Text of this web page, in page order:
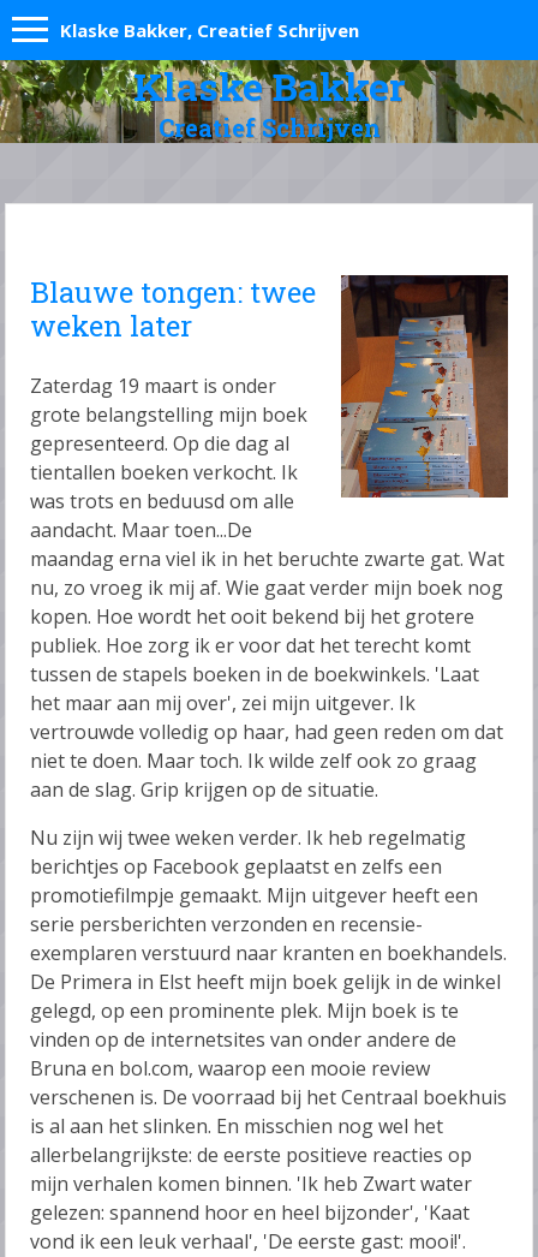
Klaske Bakker, Creatief Schrijven
Klaske Bakker
Creatief Schrijven
Blauwe tongen: twee
weken later
Zaterdag 19 maart is onder
grote belangstelling mijn boek
gepresenteerd. Op die dag al
tientallen boeken verkocht. Ik
was trots en beduusd om alle
aandacht. Maar toen...De
maandag erna viel ik in het beruchte zwarte gat. Wat
nu, zo vroeg ik mij af. Wie gaat verder mijn boek nog
kopen. Hoe wordt het ooit bekend bij het grotere
publiek. Hoe zorg ik er voor dat het terecht komt
tussen de stapels boeken in de boekwinkels. 'Laat
het maar aan mij over', zei mijn uitgever. Ik
vertrouwde volledig op haar, had geen reden om dat
niet te doen. Maar toch. Ik wilde zelf ook zo graag
aan de slag. Grip krijgen op de situatie.
Nu zijn wij twee weken verder. Ik heb regelmatig
berichtjes op Facebook geplaatst en zelfs een
promotiefilmpje gemaakt. Mijn uitgever heeft een
serie persberichten verzonden en recensie-
exemplaren verstuurd naar kranten en boekhandels.
De Primera in Elst heeft mijn boek gelijk in de winkel
gelegd, op een prominente plek. Mijn boek is te
vinden op de internetsites van onder andere de
Bruna en bol.com, waarop een mooie review
verschenen is. De voorraad bij het Centraal boekhuis
is al aan het slinken. En misschien nog wel het
allerbelangrijkste: de eerste positieve reacties op
mijn verhalen komen binnen. 'Ik heb Zwart water
gelezen: spannend hoor en heel bijzonder', 'Kaat
vond ik een leuk verhaal', 'De eerste gast: mooi!'.